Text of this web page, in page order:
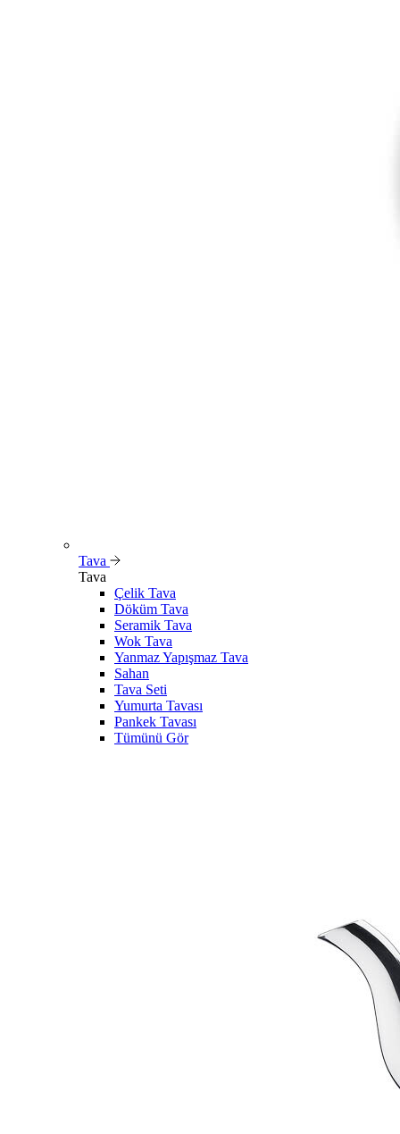
Tava
Tava
Çelik Tava
Döküm Tava
Seramik Tava
Wok Tava
Yanmaz Yapışmaz Tava
Sahan
Tava Seti
Yumurta Tavası
Pankek Tavası
Tümünü Gör